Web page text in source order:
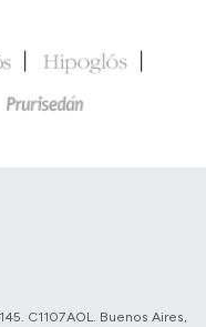
C1107AOL. Buenos Aires,